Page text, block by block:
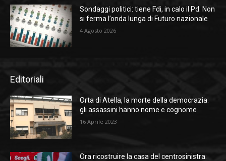
Sondaggi politici: tiene Fdi, in calo il Pd. Non
si ferma l’onda lunga di Futuro nazionale
4 Agosto 2026
Editoriali
Orta di Atella, la morte della democrazia:
gli assassini hanno nome e cognome
16 Aprile 2023
Ora ricostruire la casa del centrosinistra: